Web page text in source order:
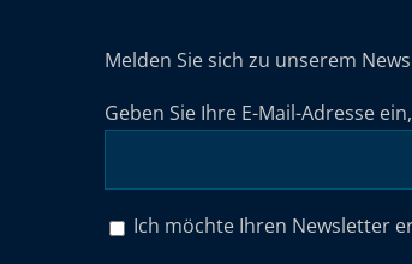
Melden Sie sich zu unserem
Geben Sie Ihre E-Mail-Adresse
Ich möchte Ihren Newsletter